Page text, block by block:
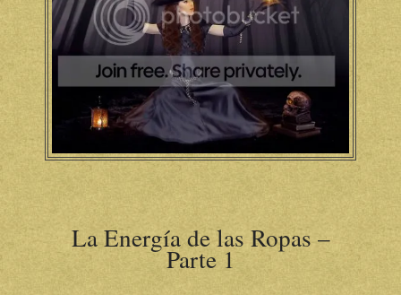
La Energía de las Ropas –
Parte 1